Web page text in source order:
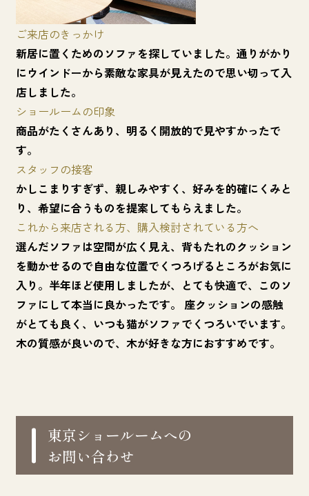
ご来店のきっかけ
新居に置くためのソファを探していました。通りがかり
にウインドーから素敵な家具が見えたので思い切って入
店しました。
ショールームの印象
商品がたくさんあり、明るく開放的で見やすかったで
す。
スタッフの接客
かしこまりすぎず、親しみやすく、好みを的確にくみと
り、希望に合うものを提案してもらえました。
これから来店される方、購入検討されている方へ
選んだソファは空間が広く見え、背もたれのクッション
を動かせるので自由な位置でくつろげるところがお気に
入り。半年ほど使用しましたが、とても快適で、このソ
ファにして本当に良かったです。 座クッションの感触
がとても良く、いつも猫がソファでくつろいでいます。
木の質感が良いので、木が好きな方におすすめです。
東京ショールームへの
お問い合わせ